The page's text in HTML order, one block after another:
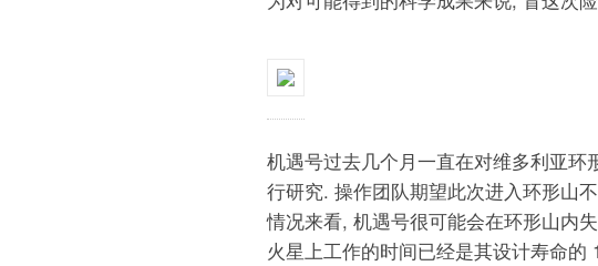
机遇号过去几个月一直在对维多利亚环
行研究. 操作团队期望此次进入环形山
情况来看, 机遇号很可能会在环形山内
火星上工作的时间已经是其设计寿命的